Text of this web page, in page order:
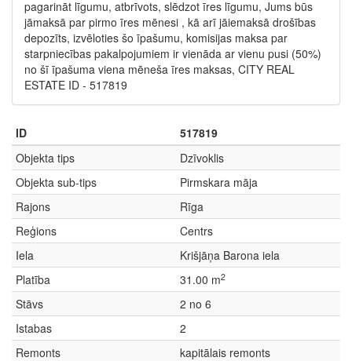
pagarināt līgumu, atbrīvots, slēdzot īres līgumu, Jums būs
jāmaksā par pirmo īres mēnesi , kā arī jāiemaksā drošības
depozīts, izvēloties šo īpašumu, komisijas maksa par
starpniecības pakalpojumiem ir vienāda ar vienu pusi (50%)
no šī īpašuma viena mēneša īres maksas, CITY REAL
ESTATE ID - 517819
ID
517819
Objekta tips
Dzīvoklis
Objekta sub-tips
Pirmskara māja
Rajons
Rīga
Reģions
Centrs
Iela
Krišjāņa Barona iela
Platība
31.00 m2
Stāvs
2 no 6
Istabas
2
Remonts
kapitālais remonts